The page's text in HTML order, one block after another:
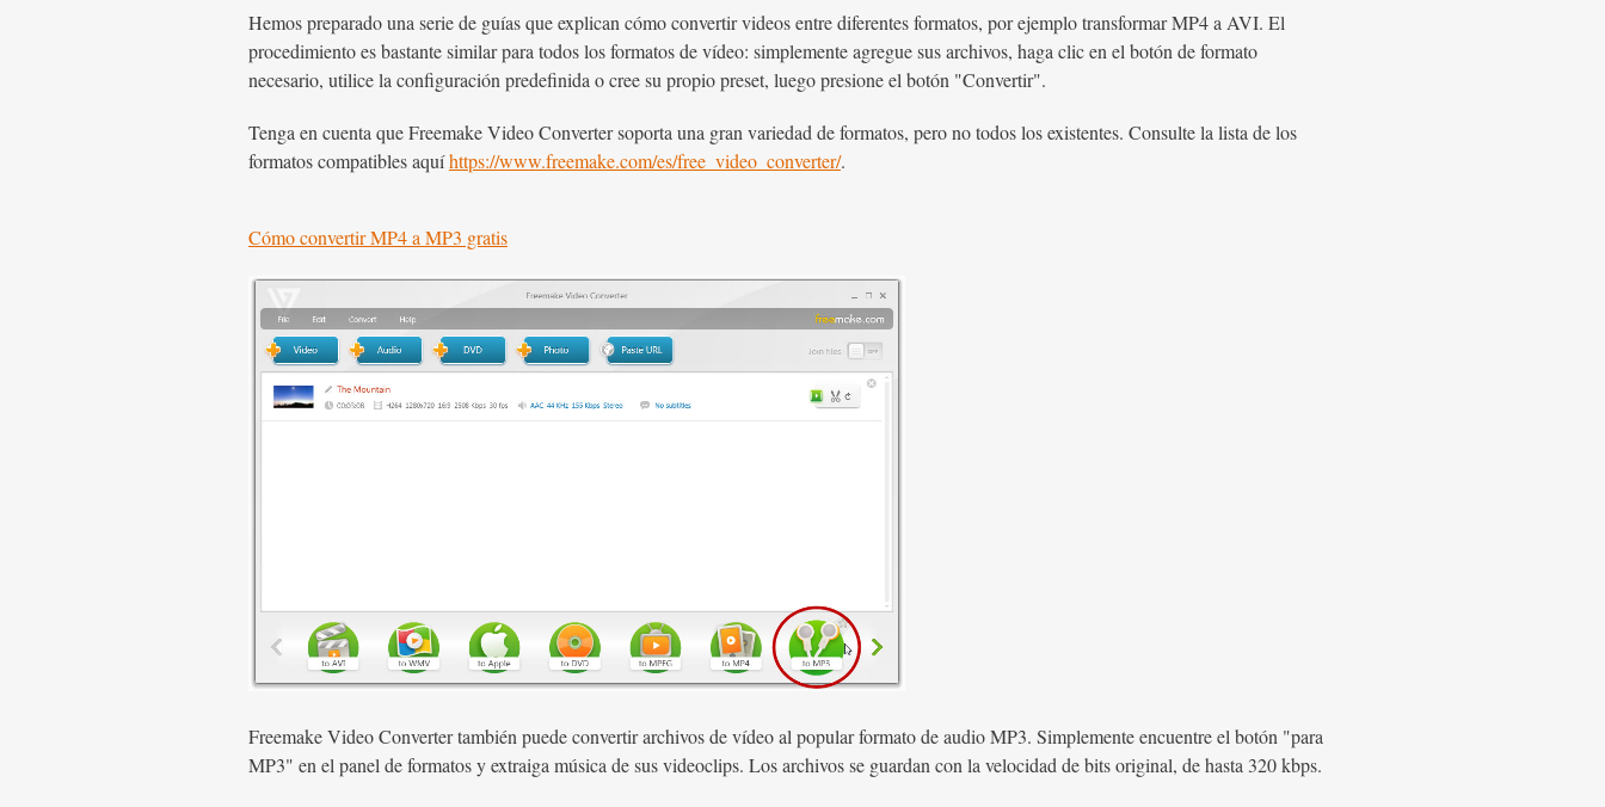
Hemos preparado una serie de guías que explican cómo convertir videos entre diferentes formatos, por ejemplo transformar MP4 a AVI. El
procedimiento es bastante similar para todos los formatos de vídeo: simplemente agregue sus archivos, haga clic en el botón de formato
necesario, utilice la configuración predefinida o cree su propio preset, luego presione el botón "Convertir".
Tenga en cuenta que Freemake Video Converter soporta una gran variedad de formatos, pero no todos los existentes. Consulte la lista de los
formatos compatibles aquíhttps://www.freemake.com/es/free_video_converter/.
Cómo convertir MP4 a MP3 gratis
Freemake Video Converter también puede convertir archivos de vídeo al popular formato de audio MP3. Simplemente encuentre el botón "para
MP3" en el panel de formatos y extraiga música de sus videoclips. Los archivos se guardan con la velocidad de bits original, de hasta 320 kbps.